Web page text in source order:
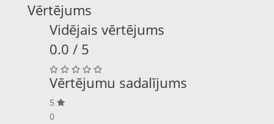
Vērtējums
Vidējais vērtējums
0.0 / 5
Vērtējumu sadalījums
5
0